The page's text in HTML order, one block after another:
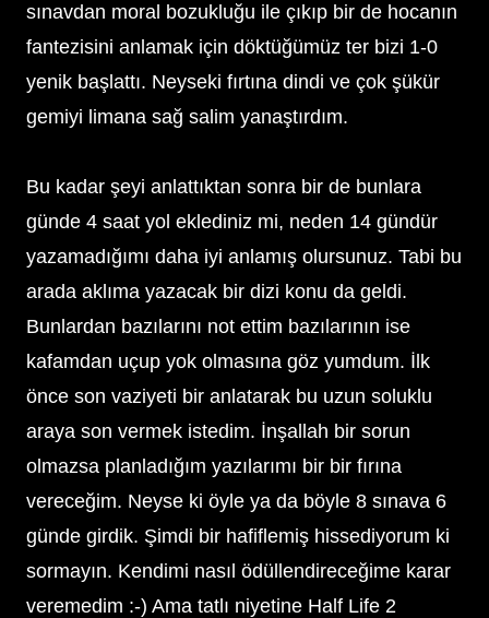
sınavdan moral bozukluğu ile çıkıp bir de hocanın
fantezisini anlamak için döktüğümüz ter bizi 1-0
yenik başlattı. Neyseki fırtına dindi ve çok şükür
gemiyi limana sağ salim yanaştırdım.
Bu kadar şeyi anlattıktan sonra bir de bunlara
günde 4 saat yol eklediniz mi, neden 14 gündür
yazamadığımı daha iyi anlamış olursunuz. Tabi bu
arada aklıma yazacak bir dizi konu da geldi.
Bunlardan bazılarını not ettim bazılarının ise
kafamdan uçup yok olmasına göz yumdum. İlk
önce son vaziyeti bir anlatarak bu uzun soluklu
araya son vermek istedim. İnşallah bir sorun
olmazsa planladığım yazılarımı bir bir fırına
vereceğim. Neyse ki öyle ya da böyle 8 sınava 6
günde girdik. Şimdi bir hafiflemiş hissediyorum ki
sormayın. Kendimi nasıl ödüllendireceğime karar
veremedim :-) Ama tatlı niyetine Half Life 2